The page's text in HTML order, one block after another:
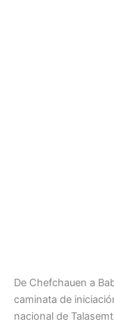
De Chefchauen a
caminata de
nacional de